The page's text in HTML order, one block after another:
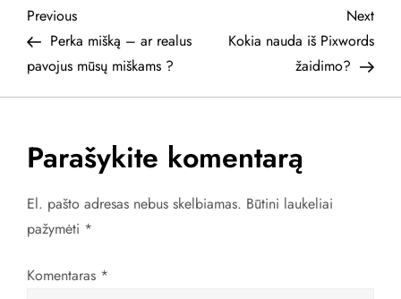
pateikia pagrindines
gaires, kurios padeda
suprasti, kaip išsirinkti
tvorą ir kokie…
N
a
v
i
g
a
c
Previous
Post
Previous
Perka mišką – ar realus
pavojus mūsų miškams ?
Next
Post
Next
Kokia nauda iš Pixwords
žaidimo?
Parašykite komentarą
El. pašto adresas nebus skelbiamas. Būtini laukeliai
pažymėti *
Komentaras *